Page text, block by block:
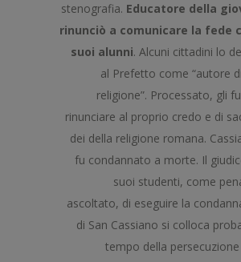
stenografia. Educatore della
rinunciò a comunicare la fede
suoi alunni. Alcuni cittadini lo
al Prefetto come “autore
religione”. Processato, gli
rinunciare al proprio credo e di
dei della religione romana.
fu condannato a morte. Il
suoi studenti, come
ascoltato, di eseguire la
di San Cassiano si colloca
tempo della